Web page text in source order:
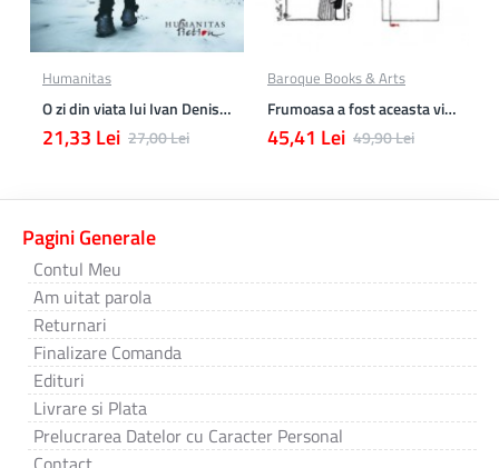
Humanitas
O zi din viata lui Ivan Denisovici
21,33 Lei 27,00 Lei
Baroque Books & Arts
Frumoasa a fost aceasta viata. totusi.
45,41 Lei 49,90 Lei
Pagini Generale
Contul Meu
Am uitat parola
Returnari
Finalizare Comanda
Edituri
Livrare si Plata
Prelucrarea Datelor cu Caracter Personal